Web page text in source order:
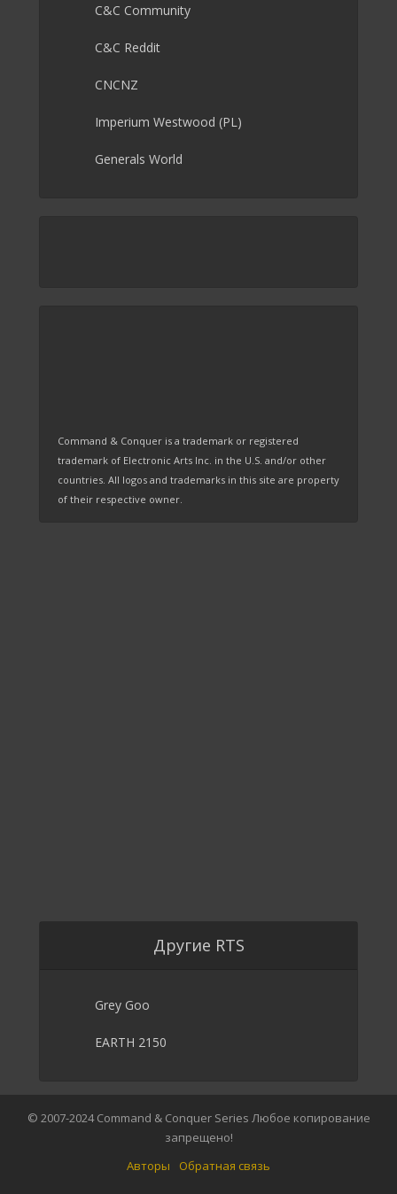
C&C Community
C&C Reddit
CNCNZ
Imperium Westwood (PL)
Generals World
Command & Conquer is a trademark or registered
trademark of Electronic Arts Inc. in the U.S. and/or other
countries. All logos and trademarks in this site are property
of their respective owner.
Другие RTS
Grey Goo
EARTH 2150
© 2007-2024 Command & Conquer Series Любое копирование
запрещено!
Авторы
Обратная связь